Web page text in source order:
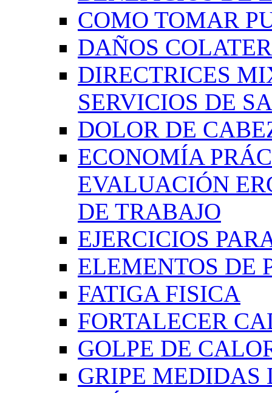
COMO TOMAR
DAÑOS
DIRECTRICES
SERVICIOS DE
DOLOR DE
ECONOMÍA
EVALUACIÓN
DE TRABAJO
EJERCICIOS
ELEMENTOS DE
FATIGA FISICA
FORTALECER
GOLPE DE
GRIPE MEDIDAS